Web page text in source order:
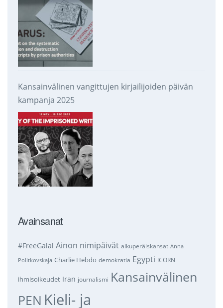
Kansainvälinen vangittujen kirjailijoiden päivän
kampanja 2025
Avainsanat
#FreeGalal Ainon nimipäivät alkuperäiskansat Anna
Politkovskaja Charlie Hebdo demokratia Egypti ICORN
ihmisoikeudet Iran journalismi Kansainvälinen
PEN Kieli- ja